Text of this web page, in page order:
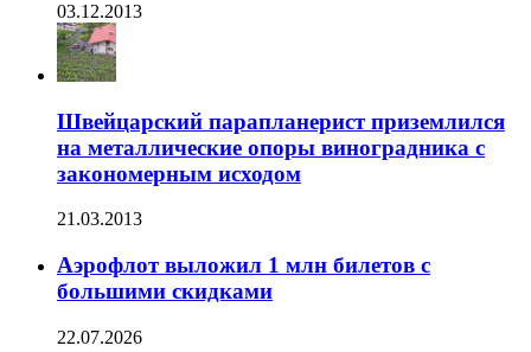
03.12.2013
Швейцарский парапланерист приземлился
на металлические опоры виноградника с
закономерным исходом
21.03.2013
Аэрофлот выложил 1 млн билетов с
большими скидками
22.07.2026